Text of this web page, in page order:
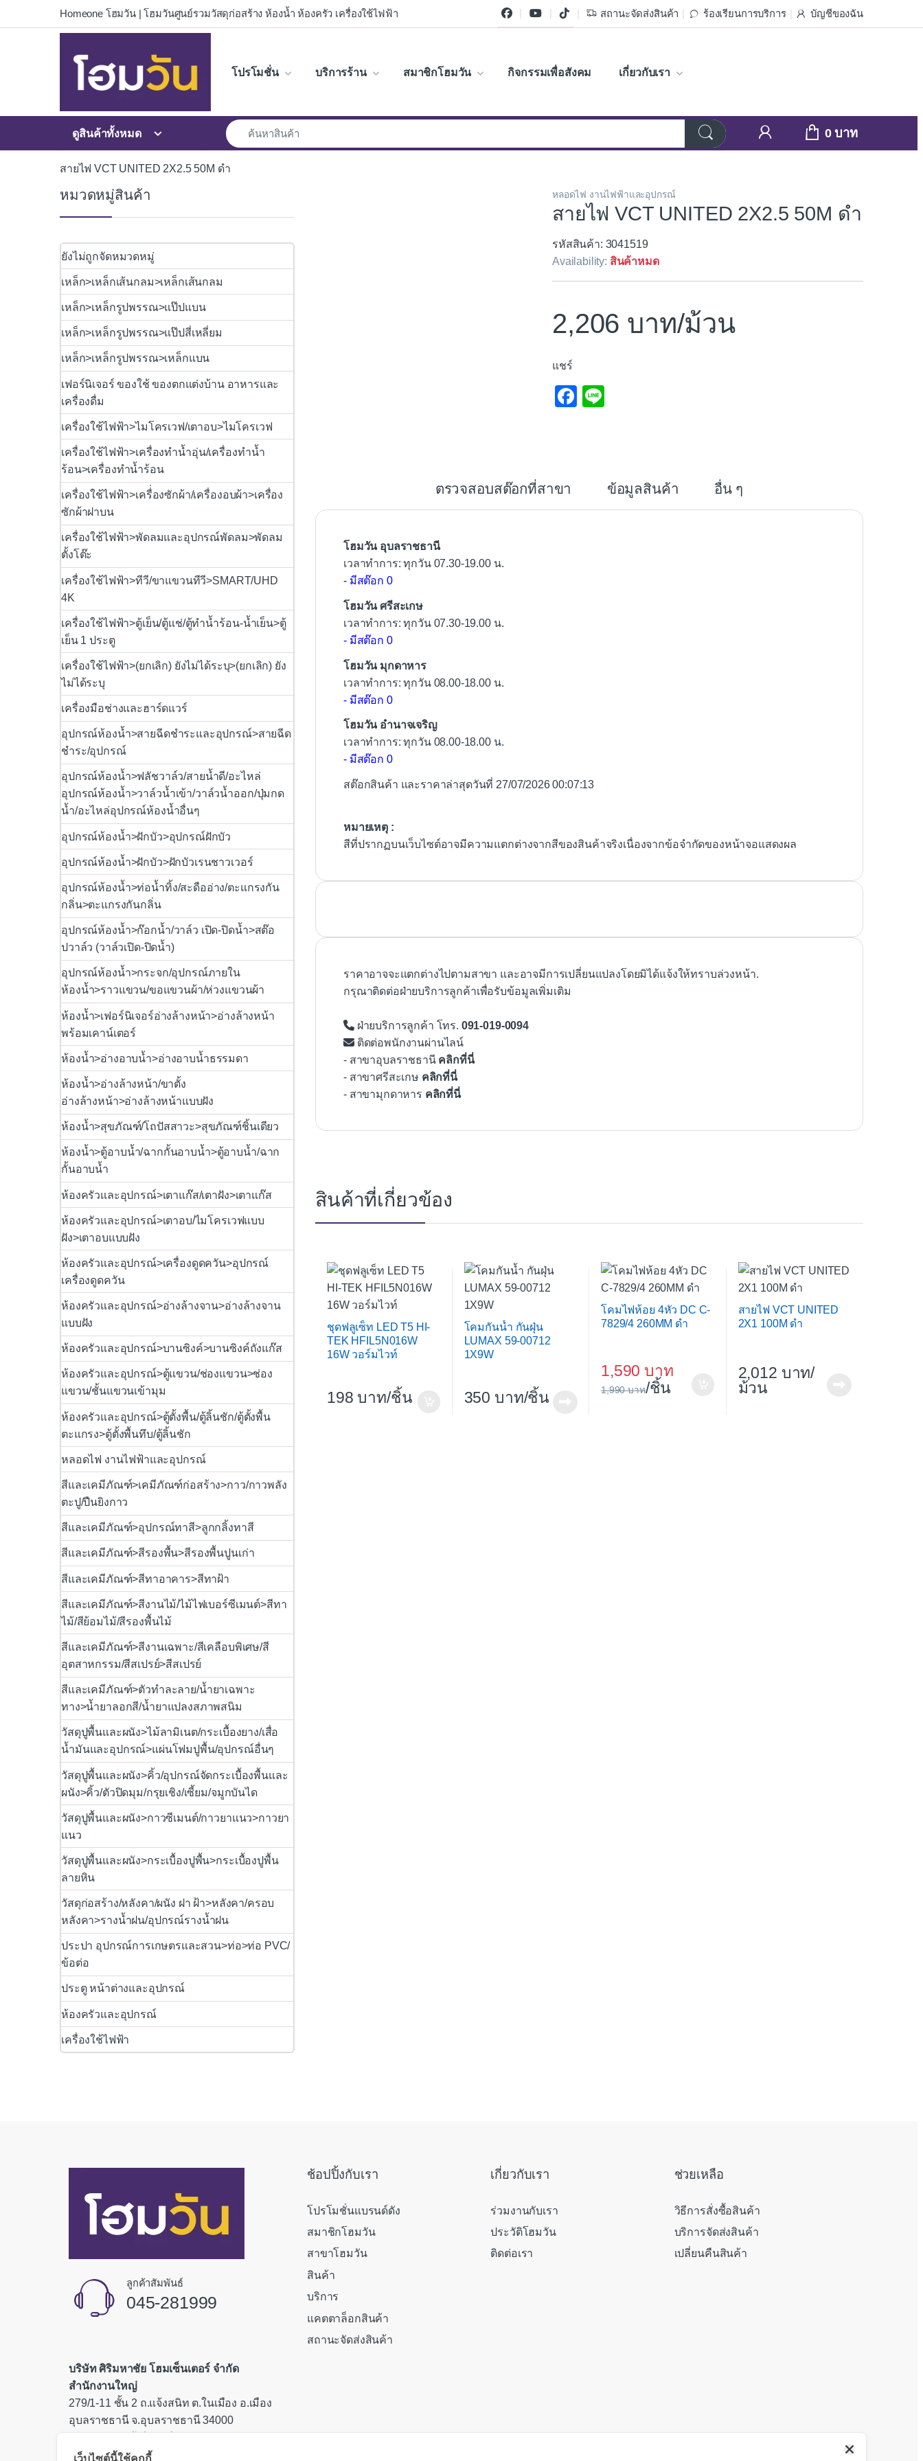
Skip to navigation
Skip to contentHomeone โฮมวัน | โฮมวันศูนย์รวมวัสดุก่อสร้าง ห้องน้ำ ห้องครัว เครื่องใช้ไฟฟ้า สถานะจัดส่งสินค้า ร้องเรียนการบริการ บัญชีของฉัน
โปรโมชั่น บริการร้าน สมาชิกโฮมวัน กิจกรรมเพื่อสังคม เกี่ยวกับเรา
ดูสินค้าทั้งหมด 0
สายไฟ VCT UNITED 2X2.5 50M ดำ
หลอดไฟ งานไฟฟ้าและอุปกรณ์
สายไฟ VCT UNITED 2X2.5 50M ดำ
รหัสสินค้า: 3041519
Availability: สินค้าหมด
2,206 /ม้วน
แชร์
F
o
ตรวจสอบสต๊อกที่สาขา ข้อมูลสินค้า อื่น ๆ
โฮมวัน อุบลราชธานี
เวลาทำการ: ทุกวัน 07.30-19.00 น.
- มีสต๊อก 0
โฮมวัน ศรีสะเกษ
เวลาทำการ: ทุกวัน 07.30-19.00 น.
- มีสต๊อก 0
โฮมวัน มุกดาหาร
เวลาทำการ: ทุกวัน 08.00-18.00 น.
- มีสต๊อก 0
โฮมวัน อำนาจเจริญ
เวลาทำการ: ทุกวัน 08.00-18.00 น.
- มีสต๊อก 0
สต๊อกสินค้า และราคาล่าสุดวันที่ 27/07/2026 00:07:13
หมายเหตุ :
สีที่ปรากฏบนเว็บไซต์อาจมีความแตกต่างจากสีของสินค้าจริงเนื่องจากข้อจำกัดของหน้าจอแสดงผล
ราคาอาจจะแตกต่างไปตามสาขา และอาจมีการเปลี่ยนแปลงโดยมิได้แจ้งให้ทราบล่วงหน้า.
กรุณาติดต่อฝ่ายบริการลูกค้าเพื่อรับข้อมูลเพิ่มเติม
ฝ่ายบริการลูกค้า โทร. 091-019-0094
ติดต่อพนักงานผ่านไลน์
- สาขาอุบลราชธานี คลิกที่นี่
- สาขาศรีสะเกษ คลิกที่นี่
- สาขามุกดาหาร คลิกที่นี่
สินค้าที่เกี่ยวข้อง
ชุดฟลูเซ็ท LED T5 HI-
TEK HFIL5N016W
16W วอร์มไวท์
198 /ชิ้น
โคมกันน้ำ กันฝุ่น
LUMAX 59-00712
1X9W
350 /ชิ้น
โคมไฟห้อย 4หัว DC C-
7829/4 260MM ดำ
1,590
1,990 /ชิ้น
สายไฟ VCT UNITED
2X1 100M ดำ
2,012
/
ม้วน
หมวดหมู่สินค้า
ยังไม่ถูกจัดหมวดหมู่
เหล็ก>เหล็กเส้นกลม>เหล็กเส้นกลม
เหล็ก>เหล็กรูปพรรณ>แป๊ปแบน
เหล็ก>เหล็กรูปพรรณ>แป๊ปสี่เหลี่ยม
เหล็ก>เหล็กรูปพรรณ>เหล็กแบน
เฟอร์นิเจอร์ ของใช้ ของตกแต่งบ้าน อาหารและ
เครื่องดื่ม
เครื่องใช้ไฟฟ้า>ไมโครเวฟ/เตาอบ>ไมโครเวฟ
เครื่องใช้ไฟฟ้า>เครื่องทำน้ำอุ่น/เครื่องทำน้ำ
ร้อน>เครื่องทำน้ำร้อน
เครื่องใช้ไฟฟ้า>เครื่่องซักผ้า/เครื่องอบผ้า>เครื่อง
ซักผ้าฝาบน
เครื่องใช้ไฟฟ้า>พัดลมและอุปกรณ์พัดลม>พัดลม
ตั้งโต๊ะ
เครื่องใช้ไฟฟ้า>ทีวี/ขาแขวนทีวี>SMART/UHD
4K
เครื่องใช้ไฟฟ้า>ตู้เย็น/ตู้แช่/ตู้ทำน้ำร้อน-น้ำเย็น>ตู้
เย็น 1 ประตู
เครื่องใช้ไฟฟ้า>(ยกเลิก) ยังไม่ได้ระบุ>(ยกเลิก) ยัง
ไม่ได้ระบุ
เครื่องมือช่างและฮาร์ดแวร์
อุปกรณ์ห้องน้ำ>สายฉีดชำระและอุปกรณ์>สายฉีด
ชำระ/อุปกรณ์
อุปกรณ์ห้องน้ำ>ฟลัชวาล์ว/สายน้ำดี/อะไหล่
อุปกรณ์ห้องน้ำ>วาล์วน้ำเข้า/วาล์วน้ำออก/ปุ่มกด
น้ำ/อะไหล่อุปกรณ์ห้องน้ำอื่นๆ
อุปกรณ์ห้องน้ำ>ฝักบัว>อุปกรณ์ฝักบัว
อุปกรณ์ห้องน้ำ>ฝักบัว>ฝักบัวเรนชาวเวอร์
อุปกรณ์ห้องน้ำ>ท่อน้ำทิ้ง/สะดืออ่าง/ตะแกรงกัน
กลิ่น>ตะแกรงกันกลิ่น
อุปกรณ์ห้องน้ำ>ก๊อกน้ำ/วาล์ว เปิด-ปิดน้ำ>สต๊อ
ปวาล์ว (วาล์วเปิด-ปิดน้ำ)
อุปกรณ์ห้องน้ำ>กระจก/อุปกรณ์ภายใน
ห้องน้ำ>ราวแขวน/ขอแขวนผ้า/ห่วงแขวนผ้า
ห้องน้ำ>เฟอร์นิเจอร์อ่างล้างหน้า>อ่างล้างหน้า
พร้อมเคาน์เตอร์
ห้องน้ำ>อ่างอาบน้ำ>อ่างอาบน้ำธรรมดา
ห้องน้ำ>อ่างล้างหน้า/ขาตั้ง
อ่างล้างหน้า>อ่างล้างหน้าแบบฝัง
ห้องน้ำ>สุขภัณฑ์/โถปัสสาวะ>สุขภัณฑ์ชิ้นเดียว
ห้องน้ำ>ตู้อาบน้ำ/ฉากกั้นอาบน้ำ>ตู้อาบน้ำ/ฉาก
กั้นอาบน้ำ
ห้องครัวและอุปกรณ์>เตาแก๊ส/เตาฝัง>เตาแก๊ส
ห้องครัวและอุปกรณ์>เตาอบ/ไมโครเวฟแบบ
ฝัง>เตาอบแบบฝัง
ห้องครัวและอุปกรณ์>เครื่องดูดควัน>อุปกรณ์
เครื่องดูดควัน
ห้องครัวและอุปกรณ์>อ่างล้างจาน>อ่างล้างจาน
แบบฝัง
ห้องครัวและอุปกรณ์>บานซิงค์>บานซิงค์ถังแก๊ส
ห้องครัวและอุปกรณ์>ตู้แขวน/ช่องแขวน>ช่อง
แขวน/ชั้นแขวนเข้ามุม
ห้องครัวและอุปกรณ์>ตู้ตั้งพื้น/ตู้ลิ้นชัก/ตู้ตั้งพื้น
ตะแกรง>ตู้ตั้งพื้นทึบ/ตู้ลิ้นชัก
หลอดไฟ งานไฟฟ้าและอุปกรณ์
สีและเคมีภัณฑ์>เคมีภัณฑ์ก่อสร้าง>กาว/กาวพลัง
ตะปู/ปืนยิงกาว
สีและเคมีภัณฑ์>อุปกรณ์ทาสี>ลูกกลิ้งทาสี
สีและเคมีภัณฑ์>สีรองพื้น>สีรองพื้นปูนเก่า
สีและเคมีภัณฑ์>สีทาอาคาร>สีทาฝ้า
สีและเคมีภัณฑ์>สีงานไม้/ไม้ไฟเบอร์ซีเมนต์>สีทา
ไม้/สีย้อมไม้/สีรองพื้นไม้
สีและเคมีภัณฑ์>สีงานเฉพาะ/สีเคลือบพิเศษ/สี
อุตสาหกรรม/สีสเปรย์>สีสเปรย์
สีและเคมีภัณฑ์>ตัวทำละลาย/น้ำยาเฉพาะ
ทาง>น้ำยาลอกสี/น้ำยาแปลงสภาพสนิม
วัสดุปูพื้นและผนัง>ไม้ลามิเนต/กระเบื้องยาง/เสื่อ
น้ำมันและอุปกรณ์>แผ่นโฟมปูพื้น/อุปกรณ์อื่นๆ
วัสดุปูพื้นและผนัง>คิ้ว/อุปกรณ์จัดกระเบื้องพื้นและ
ผนัง>คิ้ว/ตัวปิดมุม/กรุยเชิง/เซี้ยม/จมูกบันได
วัสดุปูพื้นและผนัง>กาวซีเมนต์/กาวยาแนว>กาวยา
แนว
วัสดุปูพื้นและผนัง>กระเบื้องปูพื้น>กระเบื้องปูพื้น
ลายหิน
วัสดุก่อสร้าง/หลังคา/ผนัง ฝา ฝ้า>หลังคา/ครอบ
หลังคา>รางน้ำฝน/อุปกรณ์รางน้ำฝน
ประปา อุปกรณ์การเกษตรและสวน>ท่อ>ท่อ PVC/
ข้อต่อ
ประตู หน้าต่างและอุปกรณ์
ห้องครัวและอุปกรณ์
เครื่องใช้ไฟฟ้า
ลูกค้าสัมพันธ์
045-281999
บริษัท ศิริมหาชัย โฮมเซ็นเตอร์ จำกัด
สำนักงานใหญ่
279/1-11 ชั้น 2 ถ.แจ้งสนิท ต.ในเมือง อ.เมือง
อุบลราชธานี จ.อุบลราชธานี 34000
ช้อปปิ้งกับเรา
โปรโมชั่นแบรนด์ดัง
สมาชิกโฮมวัน
สาขาโฮมวัน
สินค้า
บริการ
แคตตาล็อกสินค้า
สถานะจัดส่งสินค้า
เกี่ยวกับเรา
ร่วมงานกับเรา
ประวัติโฮมวัน
ติดต่อเรา
ช่วยเหลือ
วิธีการสั่งซื้อสินค้า
บริการจัดส่งสินค้า
เปลี่ยนคืนสินค้า
เว็บไซต์นี้ใช้คุกกี้